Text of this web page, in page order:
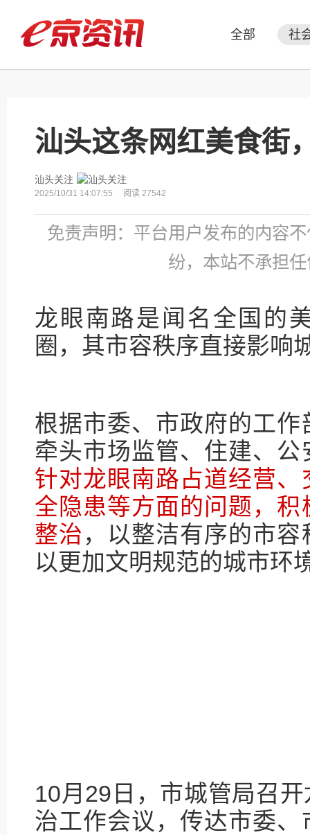
全部 社
汕头这条网红美食街
汕头关注
2025/10/31 14:07:55 阅读 27542
免责声明：平台用户发布的内容
纷，本站不承担
龙眼南路是闻名全国的
圈，其市容秩序直接影响
根据市委、市政府的工
牵头市场监管、住建、
针对龙眼南路占道经营
全隐患等方面的问题，
整治 ，以整洁有序的市
以更加文明规范的城市环
10月29日，市城管局召
治工作会议，传达市委